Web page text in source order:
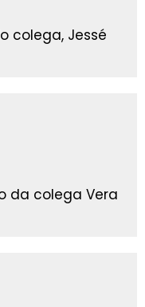
colega, Jessé
da colega Vera